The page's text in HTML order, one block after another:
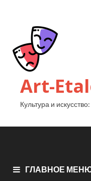
Art-
Культура и
ГЛАВНОЕ